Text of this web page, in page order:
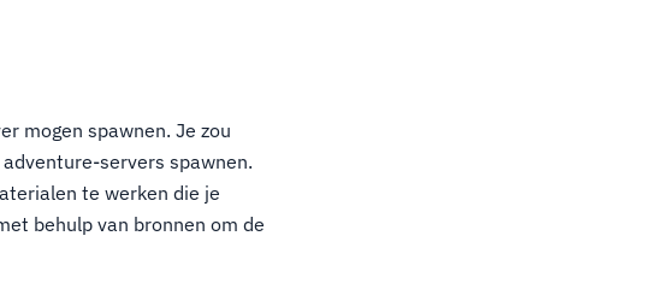
mogen spawnen. Je zou
servers spawnen.
te werken die je
behulp van bronnen om de